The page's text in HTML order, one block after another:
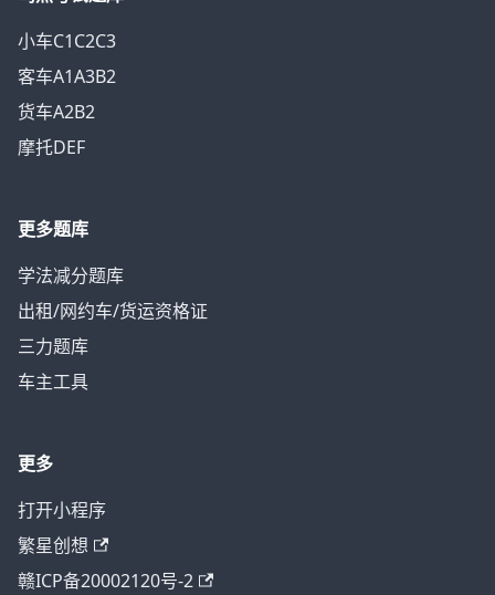
小车C1C2C3
客车A1A3B2
货车A2B2
摩托DEF
更多题库
学法减分题库
出租/网约车/货运资格证
三力题库
车主工具
更多
打开小程序
繁星创想
赣ICP备20002120号-2